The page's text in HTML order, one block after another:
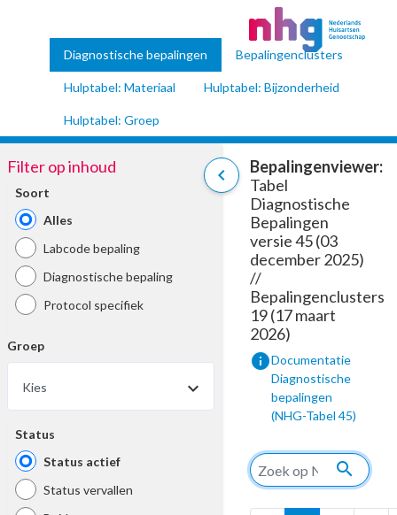
Diagnostische bepalingen Bepalingenclusters
Hulptabel: Materiaal Hulptabel: Bijzonderheid
Hulptabel: Groep
chevron_left
Filter op inhoud
Soort
Alles
Labcode bepaling
Diagnostische bepaling
Protocol specifiek
Groep
Kies
Status
Status actief
Status vervallen
Bepalingenviewer:
Tabel
Diagnostische
Bepalingen
versie 45 (03
december 2025)
//
Bepalingenclusters
19 (17 maart
2026)
infoDocumentatie
Diagnostische
bepalingen
(NHG-Tabel 45)
search